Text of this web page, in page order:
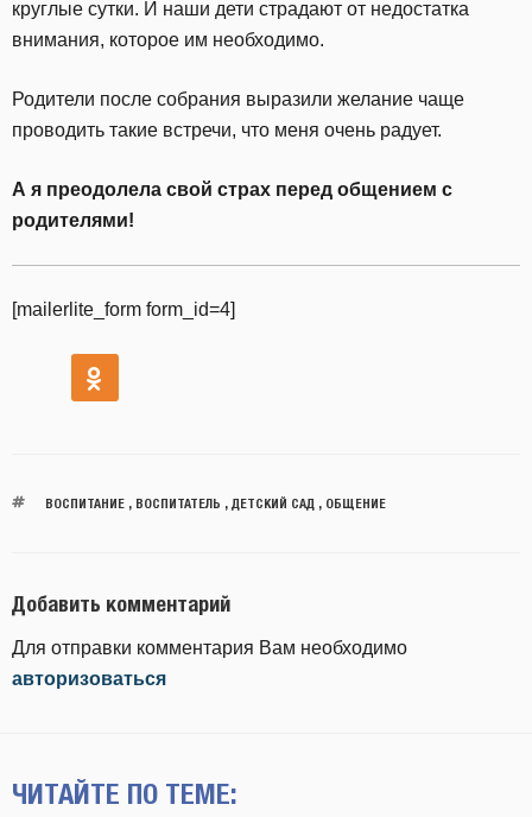
круглые сутки. И наши дети страдают от недостатка
внимания, которое им необходимо.
Родители после собрания выразили желание чаще
проводить такие встречи, что меня очень радует.
А я преодолела свой страх перед общением с
родителями!
[mailerlite_form form_id=4]
ВОСПИТАНИЕ, ВОСПИТАТЕЛЬ , ДЕТСКИЙ САД , ОБЩЕНИЕ
Добавить комментарий
Для отправки комментария Вам необходимо
авторизоваться
ЧИТАЙТЕ ПО ТЕМЕ: